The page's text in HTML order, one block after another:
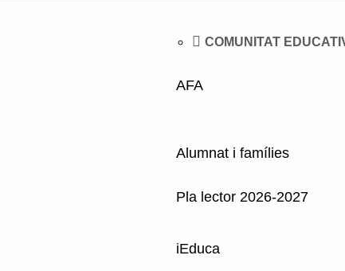
COMUNITAT
AFA
Alumnat i famílies
Pla lector 2026-2027
iEduca